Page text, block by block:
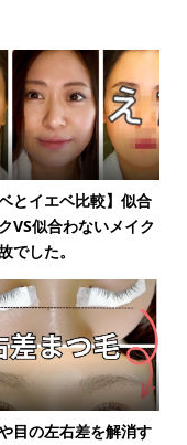
ベとイエベ比較】似合
VS似合わないメイク
でした。
目の左右差を解消す